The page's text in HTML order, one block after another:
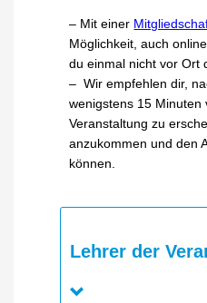
– Mit einer
Möglichkeit, auch
du einmal nicht vor Ort
– Wir empfehlen dir,
wenigstens 15 Minuten
Veranstaltung zu
anzukommen und den
können.
Lehrer der